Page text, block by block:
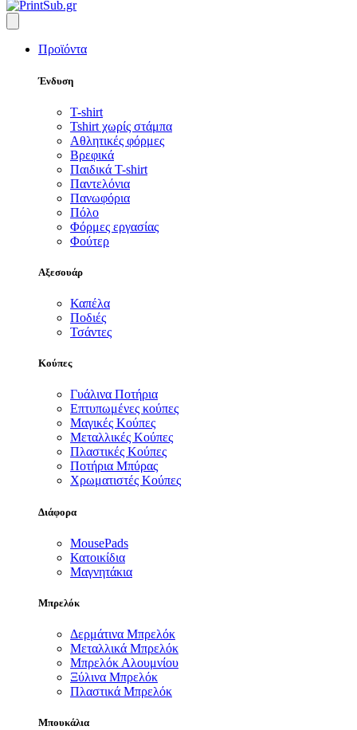
Προϊόντα
Ένδυση
T-shirt
Tshirt χωρίς στάμπα
Αθλητικές φόρμες
Βρεφικά
Παιδικά T-shirt
Παντελόνια
Πανωφόρια
Πόλο
Φόρμες εργασίας
Φούτερ
Αξεσουάρ
Καπέλα
Ποδιές
Τσάντες
Κούπες
Γυάλινα Ποτήρια
Επτυπωμένες κούπες
Μαγικές Κούπες
Μεταλλικές Κούπες
Πλαστικές Κούπες
Ποτήρια Μπύρας
Χρωματιστές Κούπες
Διάφορα
MousePads
Κατοικίδια
Μαγνητάκια
Μπρελόκ
Δερμάτινα Μπρελόκ
Μεταλλικά Μπρελόκ
Μπρελόκ Αλουμνίου
Ξύλινα Μπρελόκ
Πλαστικά Μπρελόκ
Μπουκάλια